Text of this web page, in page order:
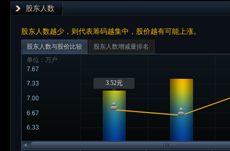
股东人数
股东人数越少，则代表筹码越集中，股价越有可能上涨。
股东人数与股价比较
股东人数增减量排名
单位：万户
6.33
6.67
7.00
7.33
7.67
3.52元